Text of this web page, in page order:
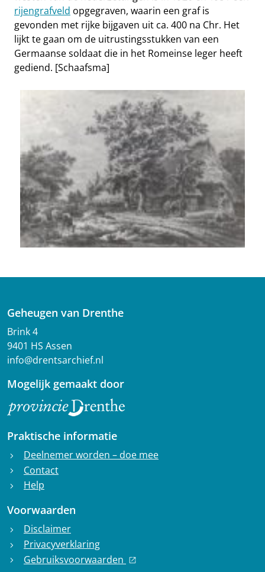
rijengrafveld opgegraven, waarin een graf is
gevonden met rijke bijgaven uit ca. 400 na Chr. Het
lijkt te gaan om de uitrustingsstukken van een
Germaanse soldaat die in het Romeinse leger heeft
gediend. [Schaafsma]
Geheugen van Drenthe
Brink 4
9401 HS Assen
info@drentsarchief.nl
Mogelijk gemaakt door
Praktische informatie
chevron_right Deelnemer worden – doe mee
chevron_right Contact
chevron_right Help
Voorwaarden
chevron_right Disclaimer
chevron_right Privacyverklaring
chevron_right Gebruiksvoorwaarden open_in_new